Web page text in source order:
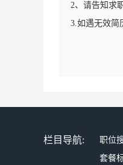
2、请告知求
3.如遇无效简
栏目导航: 职位
套餐